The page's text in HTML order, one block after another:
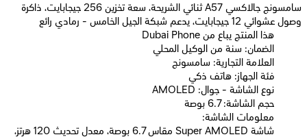
سامسونج جالاكسي A57 ثنائي الشريحة، سعة تخزين 256 جيجابايت، ذاكرة
وصول عشوائي 12 جيجابايت، يدعم شبكة الجيل الخامس - رمادي رائع
Dubai Phone هذا المنتج يباع من
الضمان: سنة من الوكيل المحلي
العلامة التجارية: سامسونج
فئة الجهاز: هاتف ذكي
نوع الشاشة - جوال: AMOLED
حجم الشاشة: 6.7 بوصة
معلومات الشاشة:
شاشة Super AMOLED مقاس 6.7 بوصة، معدل تحديث 120 هرتز،